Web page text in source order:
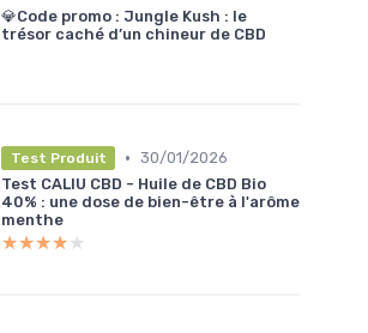
💎Code promo : Jungle Kush : le
trésor caché d’un chineur de CBD
Test Produit • 30/01/2026
Test CALIU CBD - Huile de CBD Bio
40% : une dose de bien-être à l'arôme
menthe
★★★★★
★★★★★